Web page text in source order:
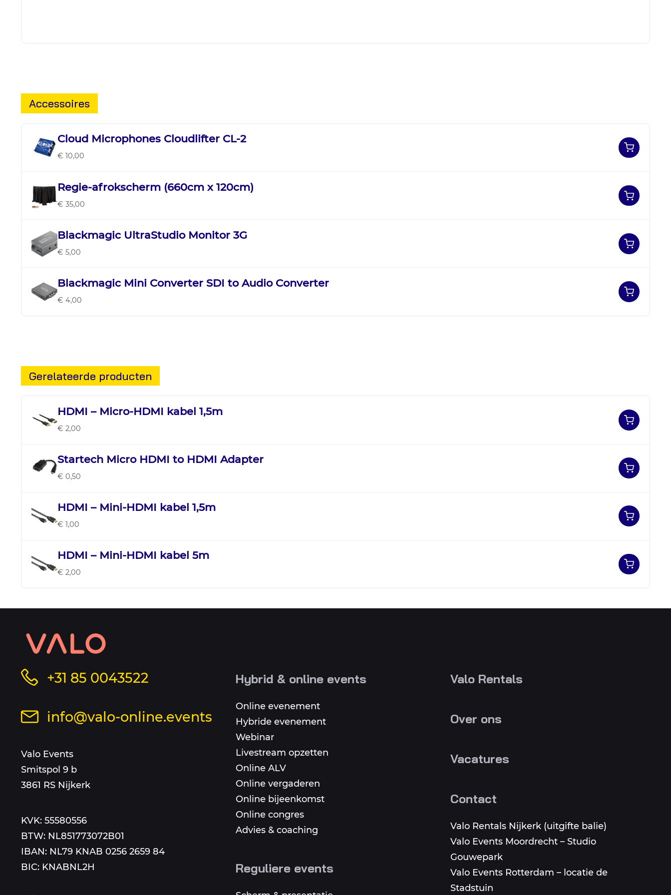
Accessoires
Cloud Microphones Cloudlifter CL-2
€ 10,00
Regie-afrokscherm (660cm x 120cm)
€ 35,00
Blackmagic UltraStudio Monitor 3G
€ 5,00
Blackmagic Mini Converter SDI to Audio Converter
€ 4,00
Gerelateerde producten
HDMI – Micro-HDMI kabel 1,5m
€ 2,00
Startech Micro HDMI to HDMI Adapter
€ 0,50
HDMI – Mini-HDMI kabel 1,5m
€ 1,00
HDMI – Mini-HDMI kabel 5m
€ 2,00
Contact
informatie
sitemap
+31 85 0043522
dit
Stuur
mail
aan
info@valo-online.events
Valo Events
Smitspol 9 b
3861 RS Nijkerk
KVK: 55580556
BTW: NL851773072B01
IBAN: NL79 KNAB 0256 2659 84
BIC: KNABNL2H
Hybrid & online events
Online evenement
Hybride evenement
Webinar
Livestream opzetten
Online ALV
Online vergaderen
Online bijeenkomst
Online congres
Advies & coaching
Reguliere events
Valo Rentals
Over ons
Vacatures
Contact
Valo Rentals Nijkerk (uitgifte balie)
Valo Events Moordrecht – Studio
Gouwepark
Valo Events Rotterdam – locatie de
Stadstuin